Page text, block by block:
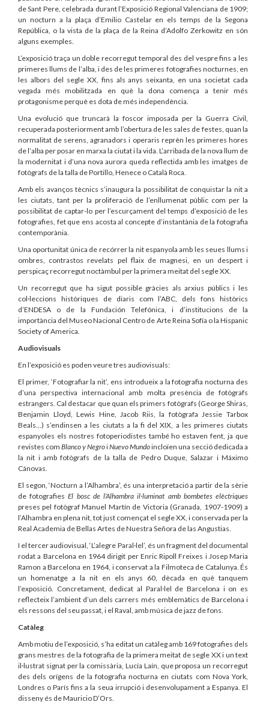
de Sant Pere, celebrada durant l’Exposició Regional Valenciana de 1909;
un nocturn a la plaça d’Emilio Castelar en els temps de la Segona
República, o la vista de la plaça de la Reina d’Adolfo Zerkowitz en són
alguns exemples.
L’exposició traça un doble recorregut temporal des del vespre fins a les
primeres llums de l’alba, i des de les primeres fotografies nocturnes, en
les albors del segle XX, fins als anys seixanta, en una societat cada
vegada més mobilitzada en què la dona comença a tenir més
protagonisme perquè es dota de més independència.
Una evolució que truncarà la foscor imposada per la Guerra Civil,
recuperada posteriorment amb l’obertura de les sales de festes, quan la
normalitat de serens, agranadors i operaris reprèn les primeres hores
de l’alba per posar en marxa la ciutat i la vida. L’arribada de la nova llum de
la modernitat i d’una nova aurora queda reflectida amb les imatges de
fotògrafs de la talla de Portillo, Henece o Català Roca.
Amb els avanços tècnics s’inaugura la possibilitat de conquistar la nit a
les ciutats, tant per la proliferació de l’enllumenat públic com per la
possibilitat de captar-lo per l’escurçament del temps d’exposició de les
fotografies, fet que ens acosta al concepte d’instantània de la fotografia
contemporània.
Una oportunitat única de recórrer la nit espanyola amb les seues llums i
ombres, contrastos revelats pel flaix de magnesi, en un despert i
perspicaç recorregut noctàmbul per la primera meitat del segle XX.
Un recorregut que ha sigut possible gràcies als arxius públics i les
col·leccions històriques de diaris com l’ABC, dels fons històrics
d’ENDESA o de la Fundación Telefónica, i d’institucions de la
importància del Museo Nacional Centro de Arte Reina Sofía o la Hispanic
Society of America
Audiovisuals
En l’exposició es poden veure tres audiovisuals:
El primer, ‘Fotografiar la nit’, ens introdueix a la fotografia nocturna des
d’una perspectiva internacional amb molta presència de fotògrafs
estrangers. Cal destacar que quan els primers fotògrafs (George Shiras,
Benjamin Lloyd, Lewis Hine, Jacob Riis, la fotògrafa Jessie Tarbox
Beals...) s’endinsen a les ciutats a la fi del XIX, a les primeres ciutats
espanyoles els nostres fotoperiodistes també ho estaven fent, ja que
revistes com Blanco y NegroiNuevo Mundoincloïen una secció dedicada a
la nit i amb fotògrafs de la talla de Pedro Duque, Salazar i Máximo
Cánovas.
El segon, ‘Nocturn a l’Alhambra’, és una interpretació a partir de la sèrie
de fotografiesEl bosc de l’Alhambra il·luminat amb bombetes elèctriques
preses pel fotògraf Manuel Martín de Victoria (Granada, 1907-1909) a
l’Alhambra en plena nit, tot just començat el segle XX, i conservada per la
Real Academia de Bellas Artes de Nuestra Señora de las Angustias.
I el tercer audiovisual, ‘L’alegre Paral·lel’, és un fragment del documental
rodat a Barcelona en 1964 dirigit per Enric Ripoll Freixes i Josep Maria
Ramon a Barcelona en 1964, i conservat a la Filmoteca de Catalunya. És
un homenatge a la nit en els anys 60, dècada en què tanquem
l’exposició. Concretament, dedicat al Paral·lel de Barcelona i on es
reflecteix l’ambient d’un dels carrers més emblemàtics de Barcelona i
els ressons del seu passat, i el Raval, amb música de jazz de fons.
Catàleg
Amb motiu de l’exposició, s’ha editat un catàleg amb 169 fotografies dels
grans mestres de la fotografia de la primera meitat de segle XX i un text
il·lustrat signat per la comissària, Lucía Laín, que proposa un recorregut
des dels orígens de la fotografia nocturna en ciutats com Nova York,
Londres o París fins a la seua irrupció i desenvolupament a Espanya. El
disseny és de Mauricio D’Ors.